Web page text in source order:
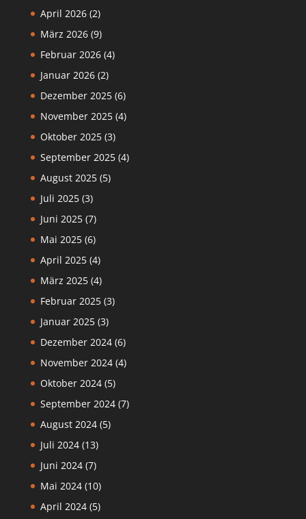
April 2026(2)
März 2026(9)
Februar 2026(4)
Januar 2026(2)
Dezember 2025(6)
November 2025(4)
Oktober 2025(3)
September 2025(4)
August 2025(5)
Juli 2025(3)
Juni 2025(7)
Mai 2025(6)
April 2025(4)
März 2025(4)
Februar 2025(3)
Januar 2025(3)
Dezember 2024(6)
November 2024(4)
Oktober 2024(5)
September 2024(7)
August 2024(5)
Juli 2024(13)
Juni 2024(7)
Mai 2024(10)
April 2024(5)